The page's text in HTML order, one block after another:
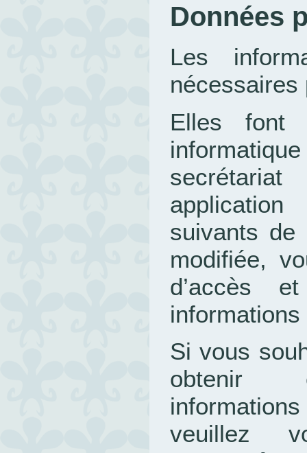
Données
Les
nécessaires
Elles font
suivants
modifiée,
d’accès
Si vous
obtenir
veuillez